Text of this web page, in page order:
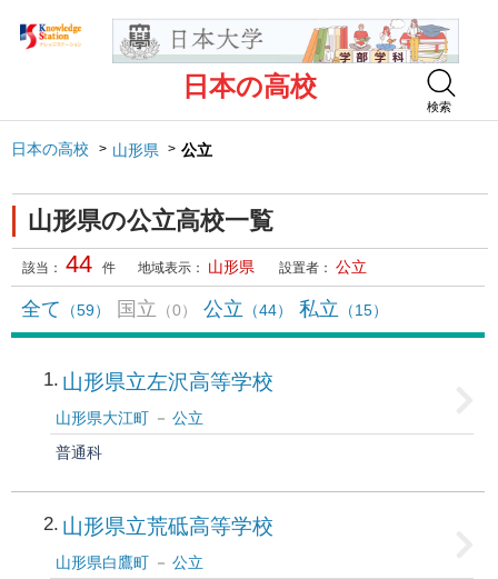
日本の高校
検索
日本の高校 山形県 公立
山形県の公立高校一覧
該当： 44 件 地域表示： 山形県 設置者： 公立
全て （59） 国立 （0） 公立 （44） 私立 （15）
1 山形県立左沢高等学校
山形県大江町
公立
普通科
2 山形県立荒砥高等学校
山形県白鷹町
公立